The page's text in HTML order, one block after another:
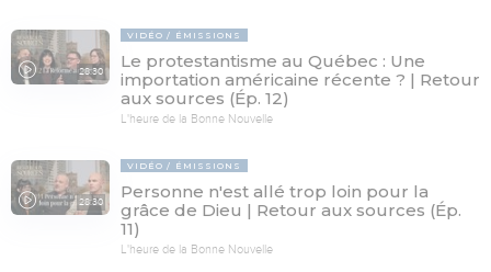
28:30
VIDÉO ÉMISSIONS
Le protestantisme au Québec : Une
importation américaine récente ? | Retour
aux sources (Ép. 12)
L'heure de la Bonne Nouvelle
28:30
VIDÉO ÉMISSIONS
Personne n'est allé trop loin pour la
grâce de Dieu | Retour aux sources (Ép.
11)
L'heure de la Bonne Nouvelle